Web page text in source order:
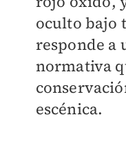
oculto bajo
responde a
normativa
escénica.